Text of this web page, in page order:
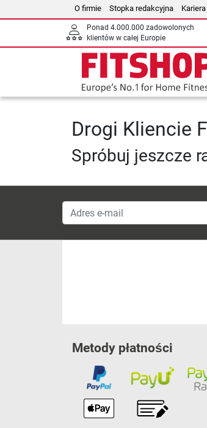
O firmie Stopka redakcyjna Kariera
Ponad 4.000.000 zadowolonych
klientów w całej Europie
Drogi Kliencie
Spróbuj jeszcze
Adres e-mail
Metody płatności